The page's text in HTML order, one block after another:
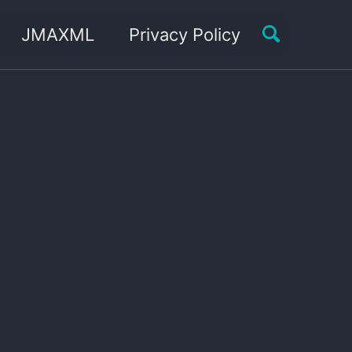
JMAXML Privacy Policy Toggle